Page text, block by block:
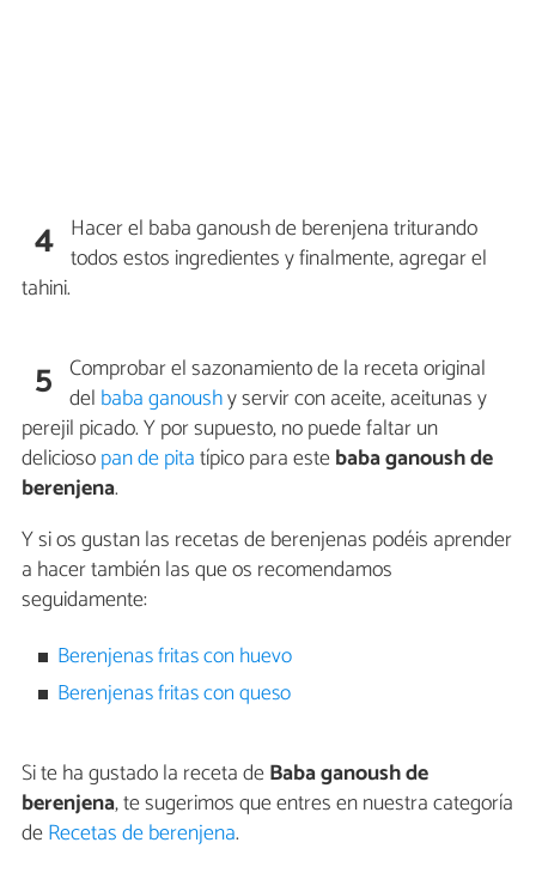
4 Hacer el baba ganoush de berenjena triturando
todos estos ingredientes y finalmente, agregar el
tahini.
5 Comprobar el sazonamiento de la receta original
del baba ganoushy servir con aceite, aceitunas y
perejil picado. Y por supuesto, no puede faltar un
deliciosopan de pitatípico para estebaba ganoush de
berenjena.
Y si os gustan las recetas de berenjenas podéis aprender
a hacer también las que os recomendamos
seguidamente:
Berenjenas fritas con huevo
Berenjenas fritas con queso
Si te ha gustado la receta deBaba ganoush de
berenjena, te sugerimos que entres en nuestra categoría
deRecetas de berenjena.